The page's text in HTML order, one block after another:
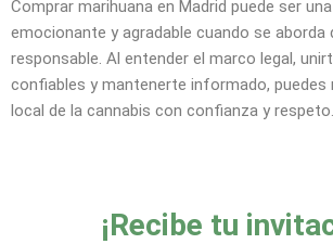
Comprar marihuana en Madrid puede ser
emocionante y agradable cuando se aborda
responsable. Al entender el marco legal,
confiables y mantenerte informado, puedes
local de la cannabis con confianza y respeto.
¡Recibe tu